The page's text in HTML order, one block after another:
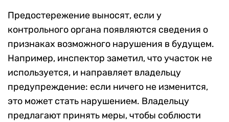
Предостережение выносят, если у
контрольного органа появляются сведения о
признаках возможного нарушения в будущем.
Например, инспектор заметил, что участок не
используется, и направляет владельцу
предупреждение: если ничего не изменится,
это может стать нарушением. Владельцу
предлагают принять меры, чтобы соблюсти